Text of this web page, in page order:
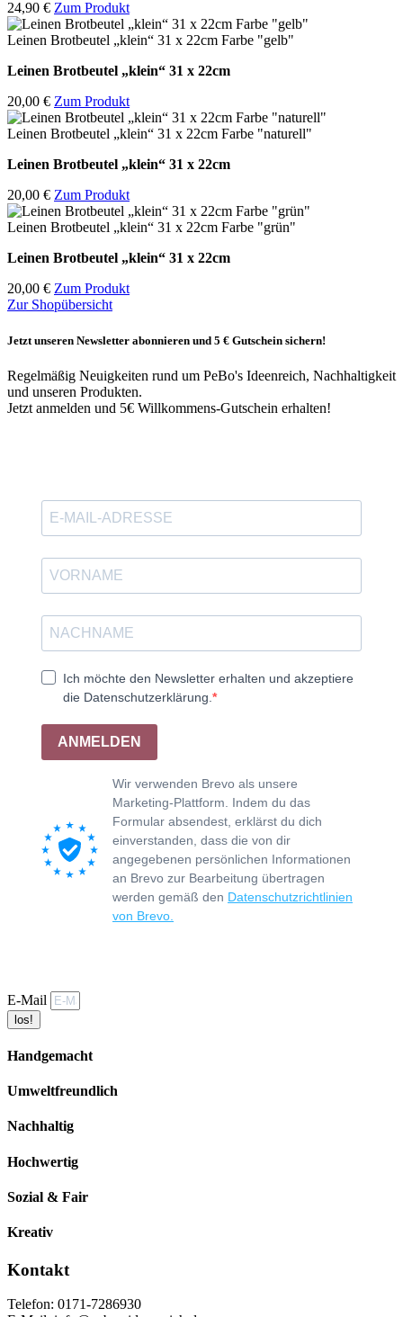
24,90 € Zum Produkt
Leinen Brotbeutel „klein“ 31 x 22cm Farbe "gelb"
Leinen Brotbeutel „klein“ 31 x 22cm
20,00 € Zum Produkt
Leinen Brotbeutel „klein“ 31 x 22cm Farbe "naturell"
Leinen Brotbeutel „klein“ 31 x 22cm
20,00 € Zum Produkt
Leinen Brotbeutel „klein“ 31 x 22cm Farbe "grün"
Leinen Brotbeutel „klein“ 31 x 22cm
20,00 € Zum Produkt
Zur Shopübersicht
Jetzt unseren Newsletter abonnieren und 5 € Gutschein sichern!
Regelmäßig Neuigkeiten rund um PeBo's Ideenreich, Nachhaltigkeit
und unseren Produkten.
Jetzt anmelden und 5€ Willkommens-Gutschein erhalten!
Ich möchte den Newsletter erhalten und akzeptiere
die Datenschutzerklärung.
ANMELDEN
Wir verwenden Brevo als unsere
Marketing-Plattform. Indem du das
Formular absendest, erklärst du dich
einverstanden, dass die von dir
angegebenen persönlichen Informationen
an Brevo zur Bearbeitung übertragen
werden gemäß den Datenschutzrichtlinien
von Brevo.
E-Mail
los!
Handgemacht
Umweltfreundlich
Nachhaltig
Hochwertig
Sozial & Fair
Kreativ
Kontakt
Telefon: 0171-7286930